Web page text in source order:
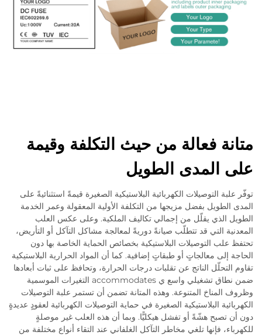
متانة فعالة من حيث التكلفة وقيمة
على المدى الطويل
توفّر علبة التوصيلات الكهربائية البلاستيكية الصغيرة قيمةً استثنائيةً على
المدى الطويل بفضل مزيجها من التكلفة الأولية المعقولة وعمر الخدمة
الطويل الذي يقلّل من إجمالي تكاليف الملكية. وعلى عكس العلب
المعدنية التي قد تتطلّب صيانةً دوريةً لمعالجة مشاكل التآكل أو التأريض،
تحتفظ علب التوصيلات البلاستيكية بخصائص الحماية الخاصة بها دون
الحاجة إلى معالجاتٍ أو طبقاتٍ إضافية. كما أن المواد الحرارية البلاستيكية
تقاوم التحلّل الناتج عن تقلبات درجات الحرارة، وتحافظ على ثبات أبعادها
ضمن نطاق تشغيلي واسع ي accommodates التغيرات الموسمية
وظروف المناخ المتنوعة. وهذه المتانة تضمن أن تستمر علبة التوصيلات
الكهربائية البلاستيكية الصغيرة في حماية التوصيلات الكهربائية لعقودٍ عديدةٍ
دون أن تصبح هشّةً أو تفشل هيكليًّا. وبما أن هذه العلب غير موصلةٍ
للكهرباء، فإنها تلغي مخاطر التآكل الغلفاني عند التقاء أنواع مختلفة من